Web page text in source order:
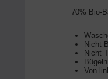
70% Bio-
Nicht
Nicht
Von